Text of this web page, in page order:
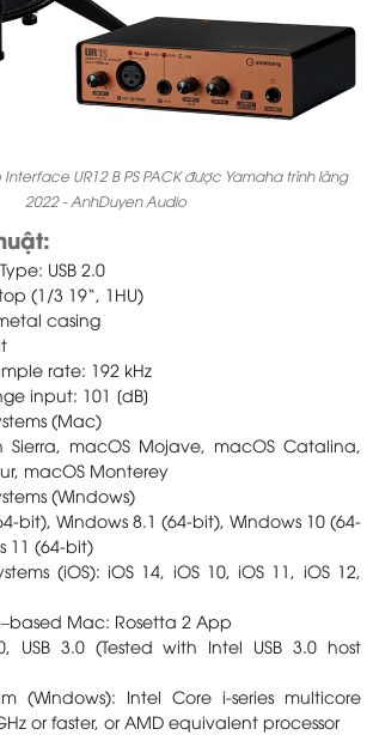
Interface UR12 B PS PACK được Yamaha trình làng
2022 - AnhDuyen Audio
USB 2.0
(1/3 19“, 1HU)
casing
rate: 192 kHz
input: 101 [dB]
(Mac)
Sierra, macOS Mojave, macOS Catalina,
macOS Monterey
(Windows)
bit), Windows 8.1 (64-bit), Windows 10 (64-
11 (64-bit)
(iOS): iOS 14, iOS 10, iOS 11, iOS 12,
Mac: Rosetta 2 App
USB 3.0 (Tested with Intel USB 3.0 host
(Windows): Intel Core i-series multicore
or faster, or AMD equivalent processor